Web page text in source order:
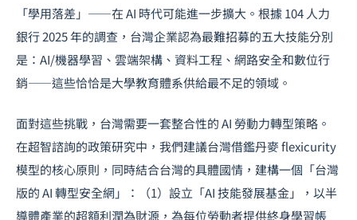
「學用落差」——在 AI 時代可能進一步擴大。根據 104 人力
銀行 2025 年的調查，台灣企業認為最難招募的五大技能分別
是：AI/機器學習、雲端架構、資料工程、網路安全和數位行
銷——這些恰恰是大學教育體系供給最不足的領域。
面對這些挑戰，台灣需要一套整合性的 AI 勞動力轉型策略。
在超智諮詢的政策研究中，我們建議台灣借鑑丹麥 flexicurity
模型的核心原則，同時結合台灣的具體國情，建構一個「台灣
版的 AI 轉型安全網」：（1）設立「AI 技能發展基金」，以半
導體產業的超額利潤為財源，為每位勞動者提供終身學習帳